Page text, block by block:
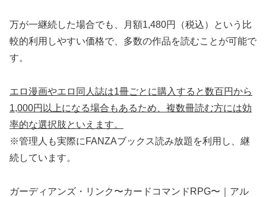
万が一継続した場合でも、月額1,480円（税込）という比
較的利用しやすい価格で、多数の作品を読むことが可能で
す。
エロ漫画やエロ同人誌は1冊ごとに購入すると数百円から
1,000円以上になる場合もあるため、複数冊読む方には効
率的な選択肢といえます。
※管理人も実際にFANZAブックス読み放題を利用し、継
続しています。
ガーディアンズ・リンク〜カードコマンドRPG〜｜アル